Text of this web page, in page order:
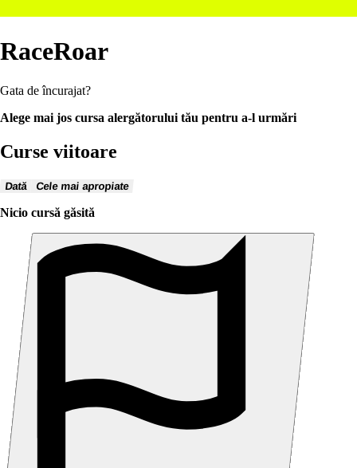
RaceRoar
Gata de încurajat?
Alege mai jos cursa alergătorului tău pentru a-l urmări
Curse viitoare
Dată Cele mai apropiate
Nicio cursă găsită